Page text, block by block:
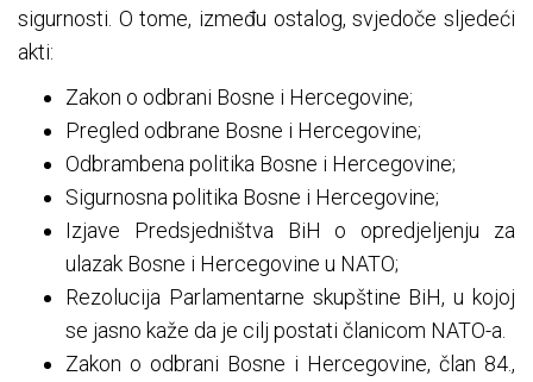
sigurnosti. O tome, između ostalog, svjedoče sljedeći
akti:
Zakon o odbrani Bosne i Hercegovine;
Pregled odbrane Bosne i Hercegovine;
Odbrambena politika Bosne i Hercegovine;
Sigurnosna politika Bosne i Hercegovine;
Izjave Predsjedništva BiH o opredjeljenju za
ulazak Bosne i Hercegovine u NATO;
Rezolucija Parlamentarne skupštine BiH, u kojoj
se jasno kaže da je cilj postati članicom NATO-a.
Zakon o odbrani Bosne i Hercegovine, član 84.,